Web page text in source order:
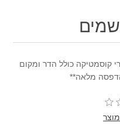
קוסמטיקה כולל הדר ומקום
מלאה**